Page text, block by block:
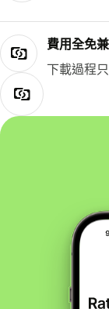
費用全免
下載過程